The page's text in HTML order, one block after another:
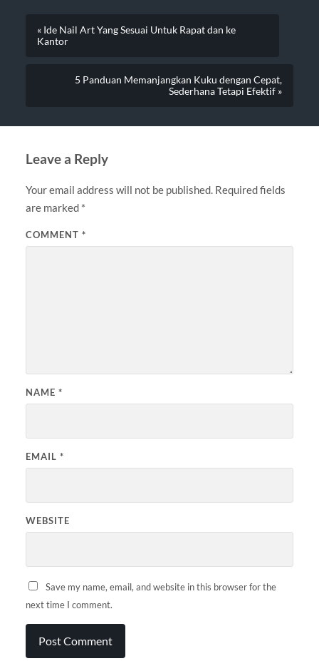
« Ide Nail Art Yang Sesuai Untuk Rapat dan ke
Kantor
5 Panduan Memanjangkan Kuku dengan Cepat,
Sederhana Tetapi Efektif »
Leave a Reply
Your email address will not be published. Required fields
are marked *
COMMENT *
NAME *
EMAIL *
WEBSITE
Save my name, email, and website in this browser for the
next time I comment.